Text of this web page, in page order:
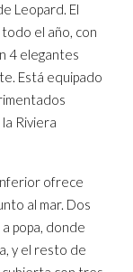
Leopard. El
el año, con
4 elegantes
Está equipado
Riviera
ofrece
al mar. Dos
popa, donde
y el resto de